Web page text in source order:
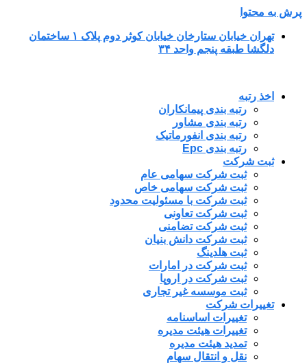
پرش به محتوا
تهران خیابان ستارخان خیابان کوثر دوم پلاک ۱ ساختمان
دلگشا طبقه پنجم واحد ۳۴
اخذ رتبه
رتبه بندی پیمانکاران
رتبه بندی مشاور
رتبه بندی انفورماتیک
رتبه بندی Epc
ثبت شرکت
ثبت شرکت سهامی عام
ثبت شرکت سهامی خاص
ثبت شرکت با مسئولیت محدود
ثبت شرکت تعاونی
ثبت شرکت تضامنی
ثبت شرکت دانش بنیان
ثبت هلدینگ
ثبت شرکت در امارات
ثبت شرکت در اروپا
ثبت موسسه غیر تجاری
تغییرات شرکت
تغییرات اساسنامه
تغییرات هیئت مدیره
تمدید هیئت مدیره
نقل و انتقال سهام